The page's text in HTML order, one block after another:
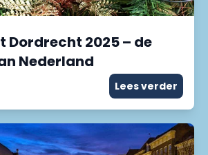
Dordrecht 2025 – de
Nederland
Lees verder